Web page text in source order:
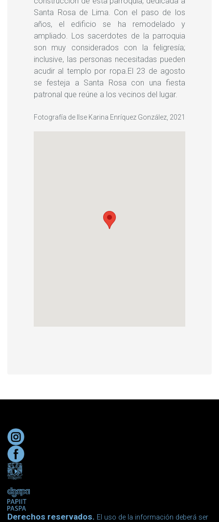
Santa Rosa de Lima. Con el paso de los
años, el edificio se ha remodelado y
ampliado. Los sacerdotes de la parroquia
son muy considerados con la feligresía;
inclusive, las personas necesitadas pueden
acudir al templo por ropa.El 23 de agosto
se festeja a Santa Rosa con una fiesta
patronal que reúne a los vecinos del lugar.
Fotografía de Ilse Karina Enríquez González, 2021
Derechos reservados. El uso de la información deberá ser